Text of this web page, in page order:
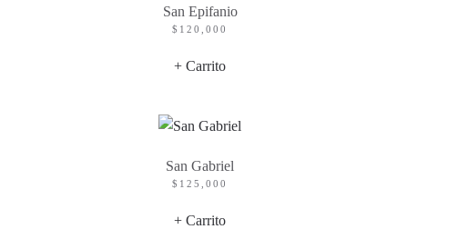
San Epifanio
$ 120,000
+ Carrito
San Gabriel
$ 125,000
+ Carrito